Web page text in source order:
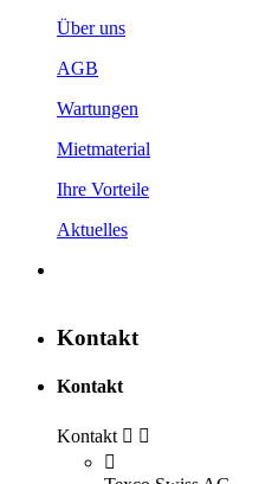
Über uns
AGB
Wartungen
Mietmaterial
Ihre Vorteile
Aktuelles
Kontakt
Kontakt
Kontakt  
